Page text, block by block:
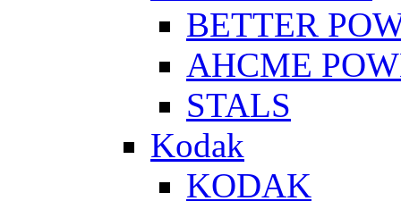
BETTER
AHCME
STALS
Kodak
KODAK